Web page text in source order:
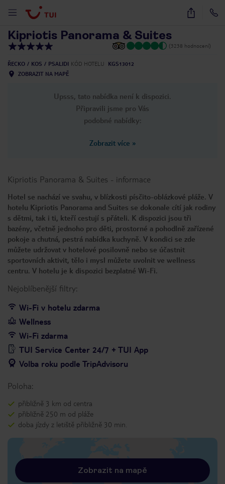
21
Kipriotis Panorama & Suites
(3238 hodnocení)
ŘECKO KOS PSALIDI KÓD HOTELU
KGS13012
ZOBRAZIT NA MAPĚ
Upsss, tato nabídka není k dispozici.
Připravili jsme pro Vás
podobné nabídky:
Zobrazit více »
Kipriotis Panorama & Suites - informace
Hotel se nachází ve svahu, v blízkosti písčito-oblázkové pláže. V
hotelu Kipriotis Panorama and Suites se dokonale cítí jak rodiny
s dětmi, tak i ti, kteří cestují s přáteli. K dispozici jsou tři
bazény, včetně jednoho pro děti, prostorné a pohodlně zařízené
pokoje a chutná, pestrá nabídka kuchyně. V kondici se zde
můžete udržovat v hotelové posilovně nebo se účastnit
sportovních aktivit, tělo i mysl můžete uvolnit ve wellness
centru. V hotelu je k dispozici bezplatné Wi-Fi.
Nejoblíbenější filtry:
Wi-Fi v hotelu zdarma
Wellness
Wi-Fi zdarma
TUI Service Center 24/7 + TUI App
Volba roku podle TripAdvisoru
Poloha:
přibližně 3 km od centra
přibližně 250 m od pláže
doba jízdy z letiště přibližně 30 min.
Zobrazit na mapě